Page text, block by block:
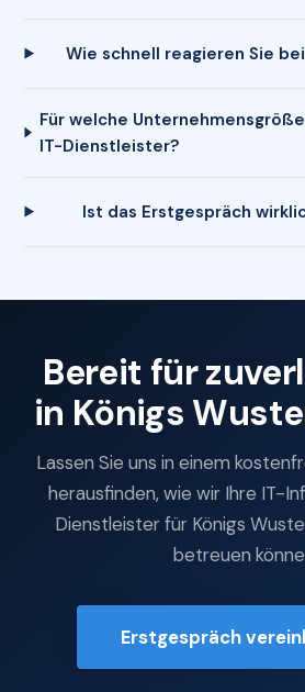
Wie schnell reagieren Sie
Für welche
IT-Dienstleister?
Ist das Erstgespräch
Bereit für
in Königs
Lassen Sie uns in einem
herausfinden, wie wir Ihre IT-
Dienstleister für Königs
betreuen
Erstgespräch